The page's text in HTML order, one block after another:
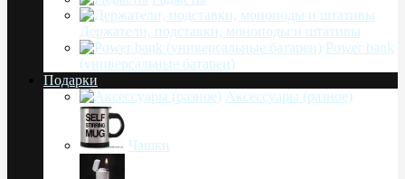
Держатели, подставки, моноподы и штативы
Power bank
(универсальные батареи)
Подарки
Аксессуары (разное)
Чашки